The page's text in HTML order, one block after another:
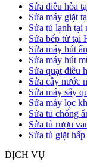
Sửa điều hòa
Sửa máy giặt
Sửa tủ lạnh tại
Sửa bếp từ tại
Sửa máy hút
Sửa máy hút
Sửa quạt điều
Sửa cây nước
Sửa máy sấy
Sửa máy lọc
Sửa tủ chống
Sửa tủ rượu
Sửa tủ giặt
DỊCH VỤ